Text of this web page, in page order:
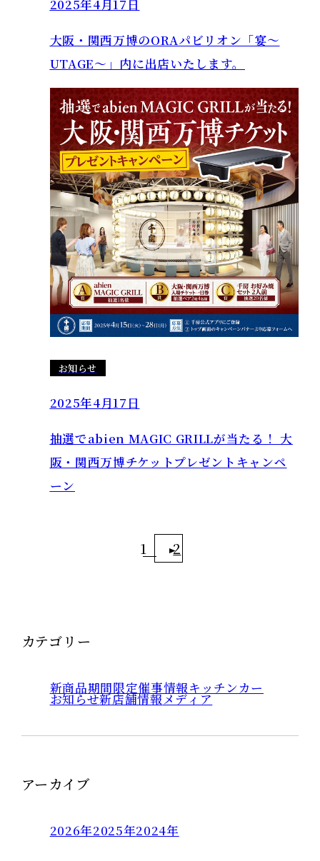
2025年4月17日
大阪・関西万博のORAパビリオン「宴～
UTAGE～」内に出店いたします。
お知らせ
2025年4月17日
抽選でabien MAGIC GRILLが当たる！ 大
阪・関西万博チケットプレゼントキャンペ
ーン
1 2
カテゴリー
新商品期間限定催事情報キッチンカー
お知らせ新店舗情報メディア
アーカイブ
2026年2025年2024年